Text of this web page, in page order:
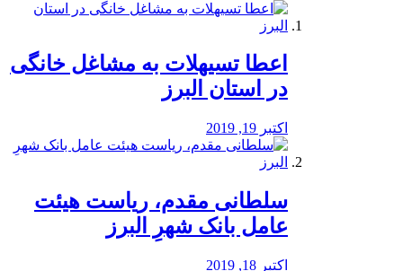
️اعطا تسیهلات به مشاغل خانگی
در استان البرز
اکتبر 19, 2019
سلطانی مقدم، ریاست هیئت
عامل بانک شهرِ البرز
اکتبر 18, 2019